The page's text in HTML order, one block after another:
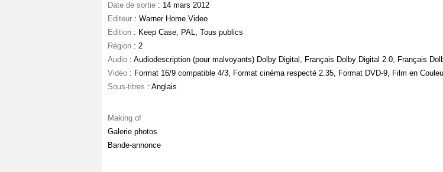
Date de sortie : 14 mars 2012
Editeur : Warner Home Video
Edition : Keep Case, PAL, Tous publics
Région : 2
Audio : Audiodescription (pour malvoyants) Dolby Digital, Français Dolby Digital 2.0, Français
Vidéo : Format 16/9 compatible 4/3, Format cinéma respecté 2.35, Format DVD-9, Film en
Sous-titres : Anglais
Making of
Galerie photos
Bande-annonce